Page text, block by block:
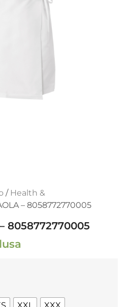
/ Health &
– 8058772770005
8058772770005